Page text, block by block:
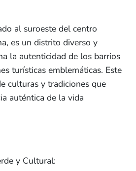
al suroeste del centro
es un distrito diverso y
la autenticidad de los barrios
turísticas emblemáticas. Este
culturas y tradiciones que
auténtica de la vida
y Cultural: